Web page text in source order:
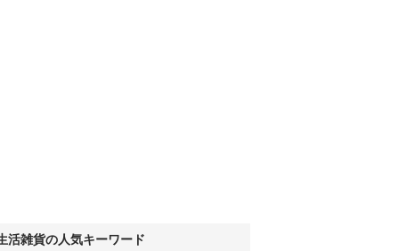
活雑貨の人気キーワード